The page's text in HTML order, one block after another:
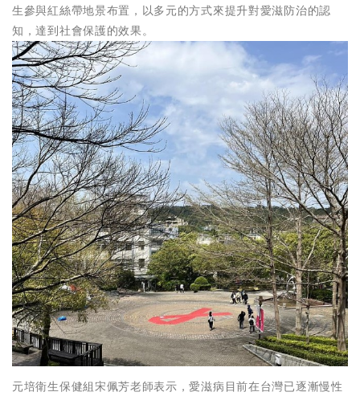
生參與紅絲帶地景布置，以多元的方式來提升對愛滋防治的認
知，達到社會保護的效果。
元培衛生保健組宋佩芳老師表示，愛滋病目前在台灣已逐漸慢性